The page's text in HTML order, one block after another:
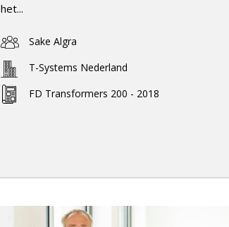
het...
Sake Algra
T-Systems Nederland
FD Transformers 200 - 2018